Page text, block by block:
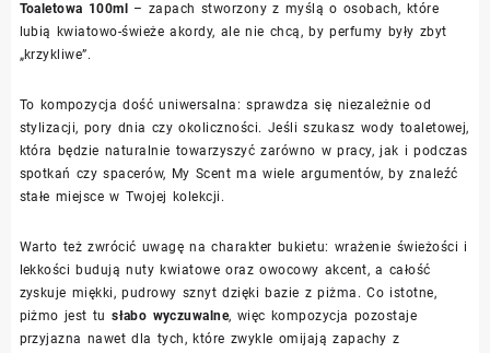
Toaletowa 100ml
– zapach stworzony z myślą o osobach, które
lubią kwiatowo-świeże akordy, ale nie chcą, by perfumy były zbyt
„krzykliwe”.
To kompozycja dość uniwersalna: sprawdza się niezależnie od
stylizacji, pory dnia czy okoliczności. Jeśli szukasz wody toaletowej,
która będzie naturalnie towarzyszyć zarówno w pracy, jak i podczas
spotkań czy spacerów, My Scent ma wiele argumentów, by znaleźć
stałe miejsce w Twojej kolekcji.
Warto też zwrócić uwagę na charakter bukietu: wrażenie świeżości i
lekkości budują nuty kwiatowe oraz owocowy akcent, a całość
zyskuje miękki, pudrowy sznyt dzięki bazie z piżma. Co istotne,
piżmo jest tusłabo wyczuwalne, więc kompozycja pozostaje
przyjazna nawet dla tych, które zwykle omijają zapachy z